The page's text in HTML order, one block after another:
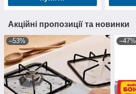
Акційні пропозиції та новинки
–53% –47%